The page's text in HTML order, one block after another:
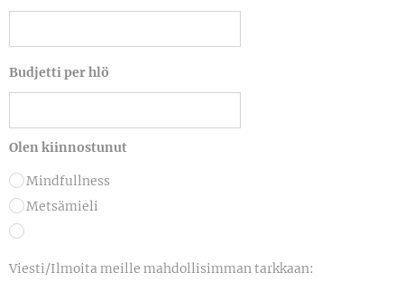
Budjetti per hlö
Olen kiinnostunut
Mindfullness
Metsämieli
Viesti/Ilmoita meille mahdollisimman tarkkaan: